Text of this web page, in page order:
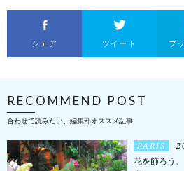
シェア ツイート ブ
RECOMMEND POST
合わせて読みたい、編集部オススメ記事
PARIS
花を飾ろう